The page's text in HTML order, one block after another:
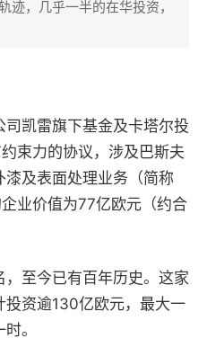
迹，几乎一半的在华投资，
凯雷旗下基金及卡塔尔投
束力的协议，涉及巴斯夫
及表面处理业务（简称
业价值为77亿欧元（约合
至今已有百年历史。这家
资逾130亿欧元，最大一
。